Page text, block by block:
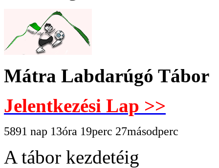
Mátra Labdarúgó Tábor
Jelentkezési Lap >>
5891 nap 13óra 19perc 27másodperc
A tábor kezdetéig